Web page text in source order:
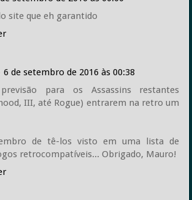
site que eh garantido
6 de setembro de 2016 às 00:38
para os Assassins restantes
III, até Rogue) entrarem na retro um
de tê-los visto em uma lista de
retrocompatíveis... Obrigado, Mauro!